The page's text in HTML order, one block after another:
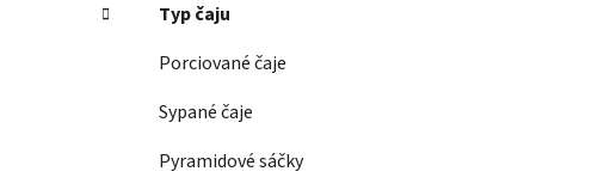
Typ čaju
Porciované čaje
Sypané čaje
Pyramidové sáčky